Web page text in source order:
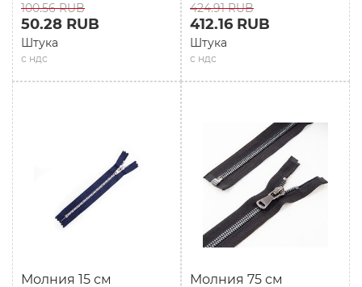
100.56 RUB
с ндс
50.28 RUB
Штука
424.91 RUB
с ндс
412.16 RUB
Штука
Молния 15 см
Молния 75 см